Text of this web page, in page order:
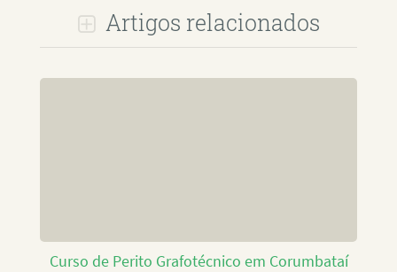
Artigos relacionados
Curso de Perito Grafotécnico em Corumbataí